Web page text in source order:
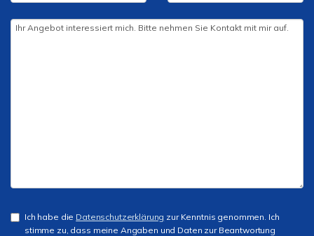
Ich habe die Datenschutzerklärung zur Kenntnis genommen. Ich
stimme zu, dass meine Angaben und Daten zur Beantwortung